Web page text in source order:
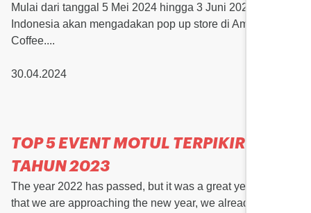
Mulai dari tanggal 5 Mei 2024 hingga 3 Juni 2024, Motul
Indonesia akan mengadakan pop up store di Aming
Coffee....
30.04.2024
TOP 5 EVENT MOTUL TERPIKIR DI
TAHUN 2023
The year 2022 has passed, but it was a great year! Now
that we are approaching the new year, we already have